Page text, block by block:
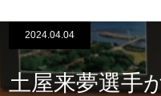
2024.04.04
土屋来夢選手